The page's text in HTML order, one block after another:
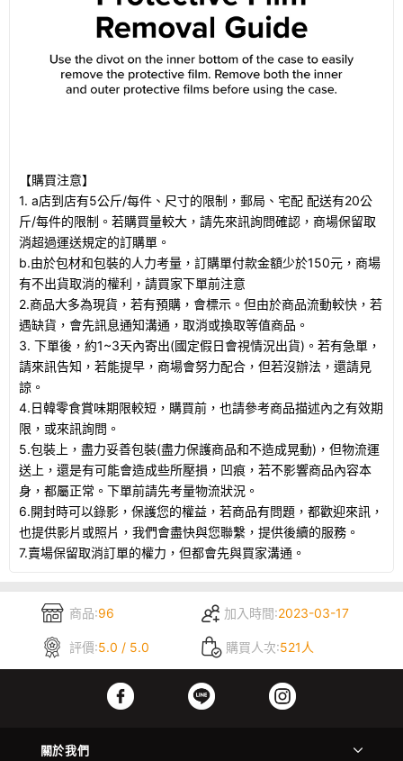
【購買注意】
1. a店到店有5公斤/每件、尺寸的限制，郵局、宅配 配送有20公
斤/每件的限制。若購買量較大，請先來訊詢問確認，商場保留取
消超過運送規定的訂購單。
b.由於包材和包裝的人力考量，訂購單付款金額少於150元，商場
有不出貨取消的權利，請買家下單前注意
2.商品大多為現貨，若有預購，會標示。但由於商品流動較快，若
遇缺貨，會先訊息通知溝通，取消或換取等值商品。
3. 下單後，約1~3天內寄出(國定假日會視情況出貨)。若有急單，
請來訊告知，若能提早，商場會努力配合，但若沒辦法，還請見
諒。
4.日韓零食賞味期限較短，購買前，也請參考商品描述內之有效期
限，或來訊詢問。
5.包裝上，盡力妥善包裝(盡力保護商品和不造成晃動)，但物流運
送上，還是有可能會造成些所壓損，凹痕，若不影響商品內容本
身，都屬正常。下單前請先考量物流狀況。
6.開封時可以錄影，保護您的權益，若商品有問題，都歡迎來訊，
也提供影片或照片，我們會盡快與您聯繫，提供後續的服務。
7.賣場保留取消訂單的權力，但都會先與買家溝通。
商品:96 加入時間:2023-03-17
評價:5.0 / 5.0 購買人次:521人
關於我們